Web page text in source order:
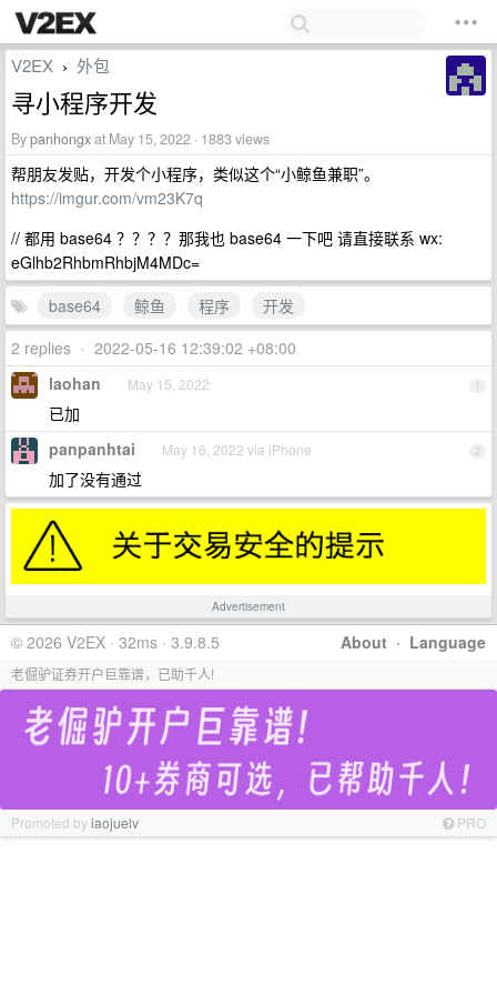
V2EX › 外包
寻小程序开发
Bypanhongxat May 15, 2022 · 1883 views
帮朋友发贴，开发个小程序，类似这个“小鲸鱼兼职”。
https://imgur.com/vm23K7q
// 都用 base64 ？？？？那我也 base64 一下吧 请直接联系 wx:
eGlhb2RhbmRhbjM4MDc=
base64
鲸鱼 程序
开发
2 replies • 2022-05-16 12:39:02 +08:00
1
laohan May 15, 2022
已加
2
panpanhtai May 16, 2022 via iPhone
加了没有通过
Advertisement
About · Language
© 2026 V2EX · 32ms · 3.9.8.5
老倔驴证券开户巨靠谱，已助千人!
Promoted bylaojuelv PRO